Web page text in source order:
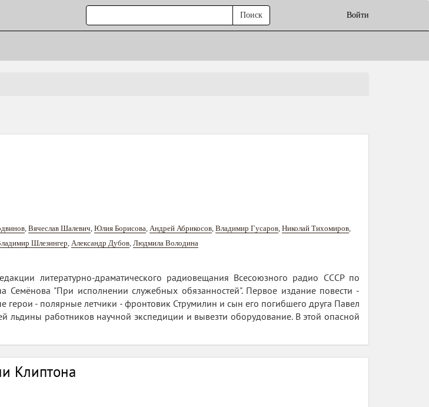
Войти
Поиск
, Вячеслав Шалевич, Юлия Борисова, Андрей Абрикосов, Владимир Гусаров, Николай Тихомиров,
Шлезингер, Александр Дубов, Людмила Володина
литературно-драматического радиовещания Всесоюзного радио СССР по
Семёнова "При исполнении служебных обязанностей". Первое издание повести -
герои - полярные летчики - фронтовик Струмилин и сын его погибшего друга Павел
льдины работников научной экспедиции и вывезти оборудование. В этой опасной
Клиптона